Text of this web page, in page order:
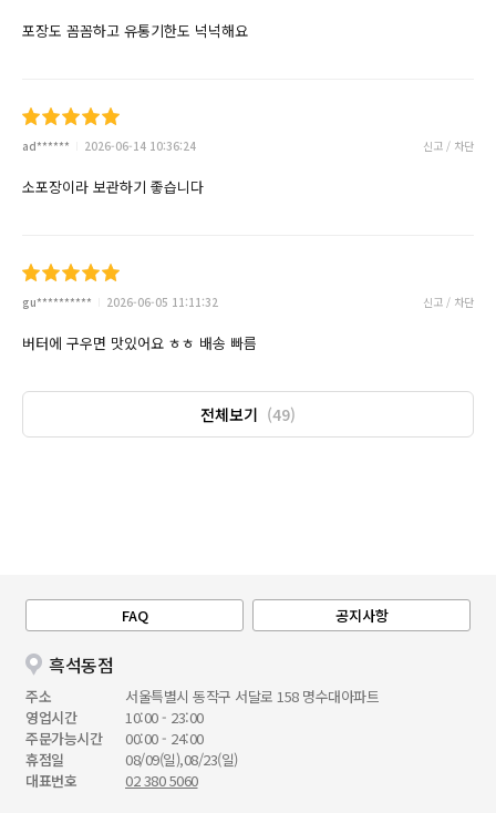
포장도 꼼꼼하고 유통기한도 넉넉해요
ad****** 2026-06-14 10:36:24 신고 / 차단
소포장이라 보관하기 좋습니다
gu********** 2026-06-05 11:11:32 신고 / 차단
버터에 구우면 맛있어요 ㅎㅎ 배송 빠름
전체보기 (49)
FAQ 공지사항
흑석동점
주소
서울특별시 동작구 서달로 158 명수대아파트
영업시간
10:00 - 23:00
주문가능시간
00:00 - 24:00
휴점일
08/09(일),08/23(일)
대표번호
02 380 5060